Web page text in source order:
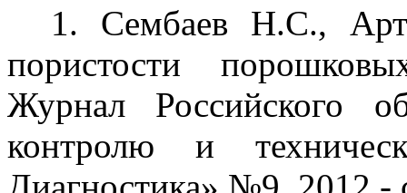
1. Сембаев Н.С.,
пористости
Журнал Российского
контролю и